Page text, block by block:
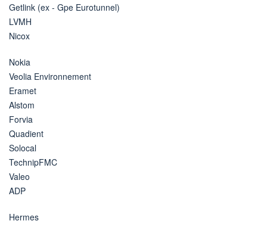
Getlink (ex - Gpe Eurotunnel)
LVMH
Nicox
Nokia
Veolia Environnement
Eramet
Alstom
Forvia
Quadient
Solocal
TechnipFMC
Valeo
ADP
Hermes